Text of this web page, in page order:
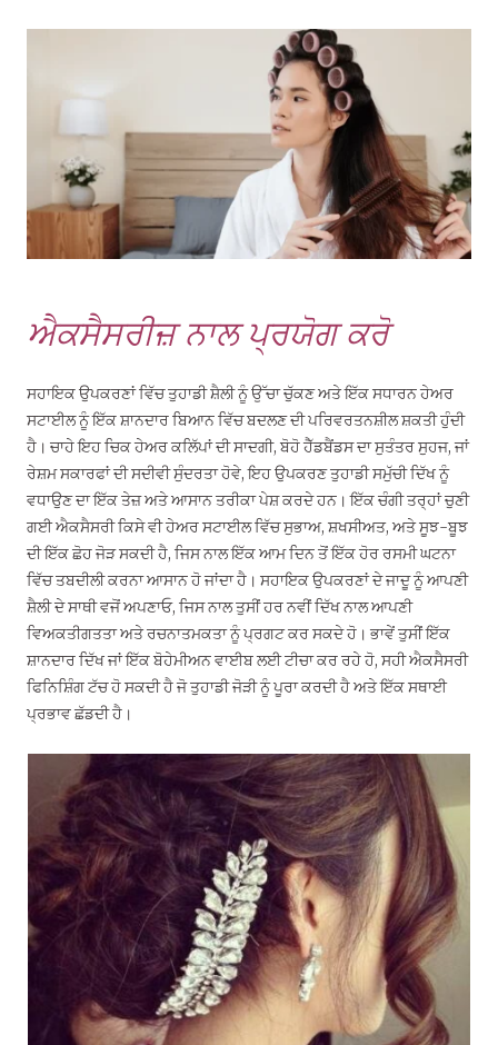
ਐਕਸੈਸਰੀਜ਼ ਨਾਲ ਪ੍ਰਯੋਗ ਕਰੋ
ਸਹਾਇਕ ਉਪਕਰਣਾਂ ਵਿੱਚ ਤੁਹਾਡੀ ਸ਼ੈਲੀ ਨੂੰ ਉੱਚਾ ਚੁੱਕਣ ਅਤੇ ਇੱਕ ਸਧਾਰਨ ਹੇਅਰ
ਸਟਾਈਲ ਨੂੰ ਇੱਕ ਸ਼ਾਨਦਾਰ ਬਿਆਨ ਵਿੱਚ ਬਦਲਣ ਦੀ ਪਰਿਵਰਤਨਸ਼ੀਲ ਸ਼ਕਤੀ ਹੁੰਦੀ
ਹੈ। ਚਾਹੇ ਇਹ ਚਿਕ ਹੇਅਰ ਕਲਿੱਪਾਂ ਦੀ ਸਾਦਗੀ, ਬੋਹੋ ਹੈੱਡਬੈਂਡਸ ਦਾ ਸੁਤੰਤਰ ਸੁਹਜ, ਜਾਂ
ਰੇਸ਼ਮ ਸਕਾਰਫਾਂ ਦੀ ਸਦੀਵੀ ਸੁੰਦਰਤਾ ਹੋਵੇ, ਇਹ ਉਪਕਰਣ ਤੁਹਾਡੀ ਸਮੁੱਚੀ ਦਿੱਖ ਨੂੰ
ਵਧਾਉਣ ਦਾ ਇੱਕ ਤੇਜ਼ ਅਤੇ ਆਸਾਨ ਤਰੀਕਾ ਪੇਸ਼ ਕਰਦੇ ਹਨ। ਇੱਕ ਚੰਗੀ ਤਰ੍ਹਾਂ ਚੁਣੀ
ਗਈ ਐਕਸੈਸਰੀ ਕਿਸੇ ਵੀ ਹੇਅਰ ਸਟਾਈਲ ਵਿੱਚ ਸੁਭਾਅ, ਸ਼ਖਸੀਅਤ, ਅਤੇ ਸੂਝ-ਬੂਝ
ਦੀ ਇੱਕ ਛੋਹ ਜੋੜ ਸਕਦੀ ਹੈ, ਜਿਸ ਨਾਲ ਇੱਕ ਆਮ ਦਿਨ ਤੋਂ ਇੱਕ ਹੋਰ ਰਸਮੀ ਘਟਨਾ
ਵਿੱਚ ਤਬਦੀਲੀ ਕਰਨਾ ਆਸਾਨ ਹੋ ਜਾਂਦਾ ਹੈ। ਸਹਾਇਕ ਉਪਕਰਣਾਂ ਦੇ ਜਾਦੂ ਨੂੰ ਆਪਣੀ
ਸ਼ੈਲੀ ਦੇ ਸਾਥੀ ਵਜੋਂ ਅਪਣਾਓ, ਜਿਸ ਨਾਲ ਤੁਸੀਂ ਹਰ ਨਵੀਂ ਦਿੱਖ ਨਾਲ ਆਪਣੀ
ਵਿਅਕਤੀਗਤਤਾ ਅਤੇ ਰਚਨਾਤਮਕਤਾ ਨੂੰ ਪ੍ਰਗਟ ਕਰ ਸਕਦੇ ਹੋ। ਭਾਵੇਂ ਤੁਸੀਂ ਇੱਕ
ਸ਼ਾਨਦਾਰ ਦਿੱਖ ਜਾਂ ਇੱਕ ਬੋਹੇਮੀਅਨ ਵਾਈਬ ਲਈ ਟੀਚਾ ਕਰ ਰਹੇ ਹੋ, ਸਹੀ ਐਕਸੈਸਰੀ
ਫਿਨਿਸ਼ਿੰਗ ਟੱਚ ਹੋ ਸਕਦੀ ਹੈ ਜੋ ਤੁਹਾਡੀ ਜੋੜੀ ਨੂੰ ਪੂਰਾ ਕਰਦੀ ਹੈ ਅਤੇ ਇੱਕ ਸਥਾਈ
ਪ੍ਰਭਾਵ ਛੱਡਦੀ ਹੈ।